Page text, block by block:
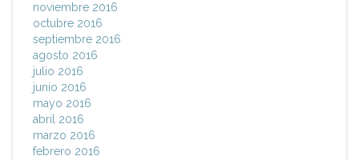
noviembre 2016
octubre 2016
septiembre 2016
agosto 2016
julio 2016
junio 2016
mayo 2016
abril 2016
marzo 2016
febrero 2016